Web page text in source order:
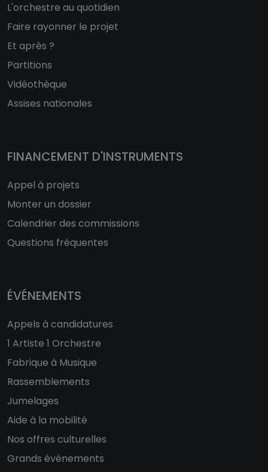
L'orchestre au quotidien
Faire rayonner le projet
Et après ?
Partitions
Vidéothèque
Assises nationales
FINANCEMENT D'INSTRUMENTS
Appel à projets
Monter un dossier
Calendrier des commissions
Questions fréquentes
ÉVÉNEMENTS
Appels à candidatures
1 Artiste 1 Orchestre
Fabrique à Musique
Rassemblements
Jumelages
Aide à la mobilité
Nos offres culturelles
Grands événements